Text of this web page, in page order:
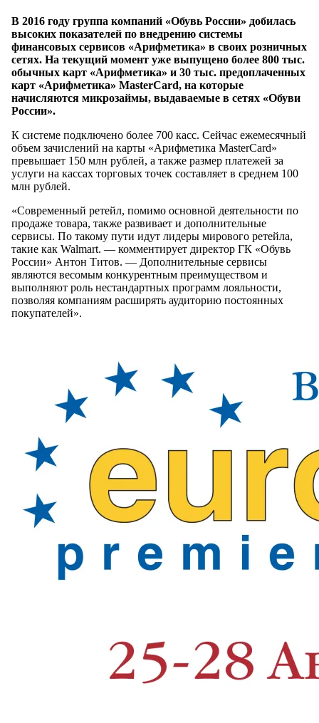
В 2016 году группа компаний «Обувь России» добилась
высоких показателей по внедрению системы
финансовых сервисов «Арифметика» в своих розничных
сетях. На текущий момент уже выпущено более 800 тыс.
обычных карт «Арифметика» и 30 тыс. предоплаченных
карт «Арифметика» MasterCard, на которые
начисляются микрозаймы, выдаваемые в сетях «Обуви
России».
К системе подключено более 700 касс. Сейчас ежемесячный
объем зачислений на карты «Арифметика MasterCard»
превышает 150 млн рублей, а также размер платежей за
услуги на кассах торговых точек составляет в среднем 100
млн рублей.
«Современный ретейл, помимо основной деятельности по
продаже товара, также развивает и дополнительные
сервисы. По такому пути идут лидеры мирового ретейла,
такие как Walmart. — комментирует директор ГК «Обувь
России» Антон Титов. — Дополнительные сервисы
являются весомым конкурентным преимуществом и
выполняют роль нестандартных программ лояльности,
позволяя компаниям расширять аудиторию постоянных
покупателей».